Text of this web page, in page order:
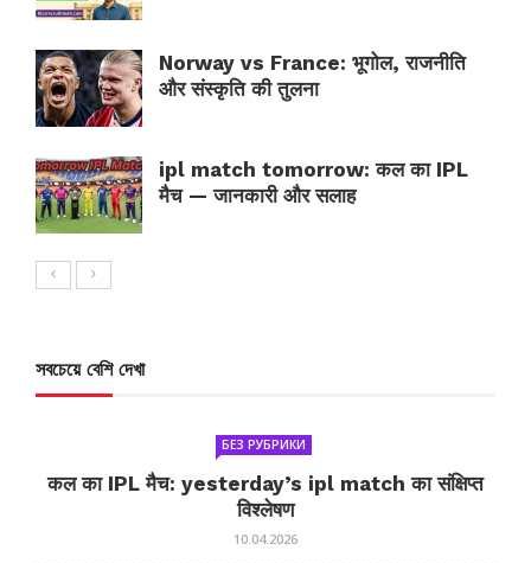
Norway vs France: भूगोल, राजनीति
और संस्कृति की तुलना
ipl match tomorrow: कल का IPL
मैच — जानकारी और सलाह
সবচেয়ে বেশি দেখা
БЕЗ РУБРИКИ
कल का IPL मैच: yesterday’s ipl match का संक्षिप्त
विश्लेषण
10.04.2026